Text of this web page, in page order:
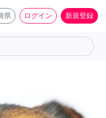
県 ログイン 新規登録